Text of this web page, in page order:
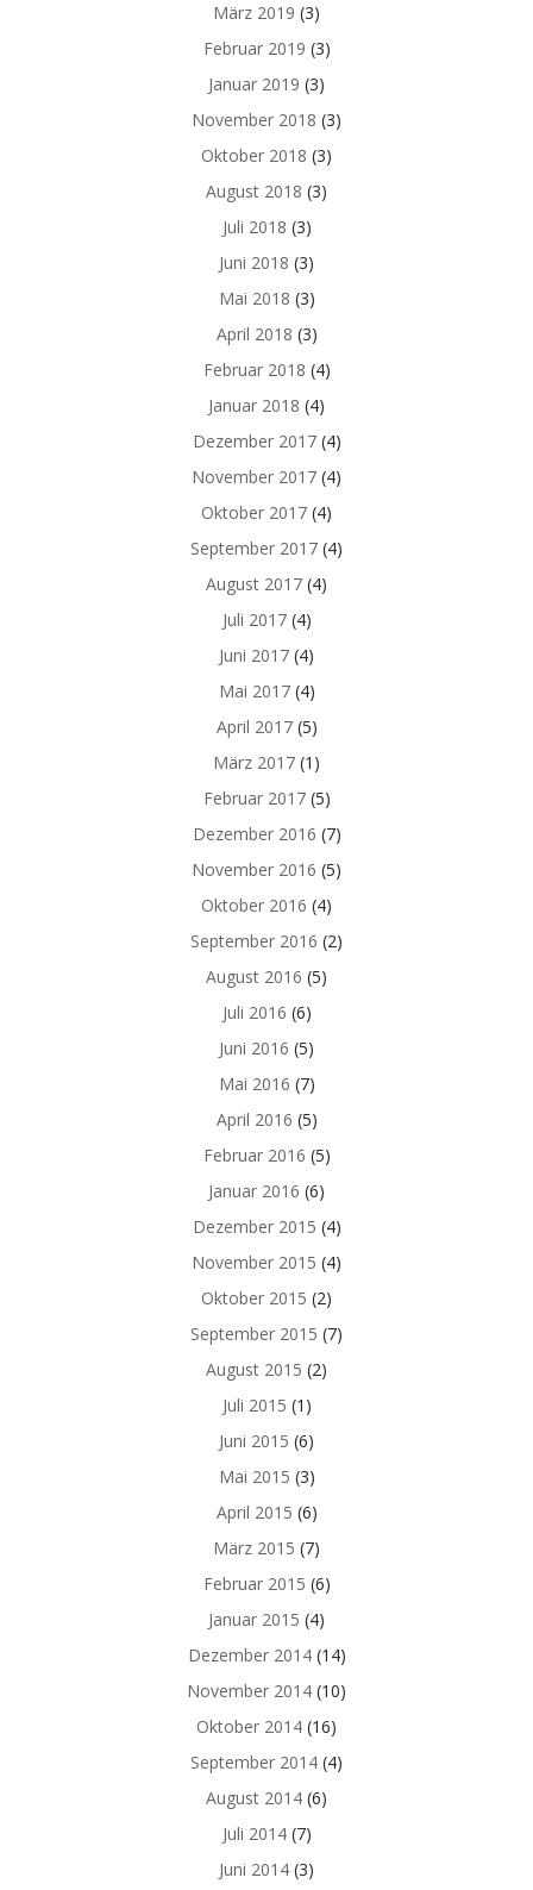
März 2019 (3)
Februar 2019 (3)
Januar 2019 (3)
November 2018 (3)
Oktober 2018 (3)
August 2018 (3)
Juli 2018 (3)
Juni 2018 (3)
Mai 2018 (3)
April 2018 (3)
Februar 2018 (4)
Januar 2018 (4)
Dezember 2017(4)
November 2017 (4)
Oktober 2017 (4)
September 2017 (4)
August 2017 (4)
Juli 2017(4)
Juni 2017 (4)
Mai 2017(4)
April 2017(5)
März 2017 (1)
Februar 2017(5)
Dezember 2016 (7)
November 2016 (5)
Oktober 2016 (4)
September 2016 (2)
August 2016 (5)
Juli 2016 (6)
Juni 2016 (5)
Mai 2016 (7)
April 2016 (5)
Februar 2016 (5)
Januar 2016 (6)
Dezember 2015 (4)
November 2015 (4)
Oktober 2015 (2)
September 2015 (7)
August 2015 (2)
Juli 2015 (1)
Juni 2015 (6)
Mai 2015 (3)
April 2015 (6)
März 2015 (7)
Februar 2015 (6)
Januar 2015 (4)
Dezember 2014(14)
November 2014 (10)
Oktober 2014 (16)
September 2014 (4)
August 2014 (6)
Juli 2014(7)
Juni 2014 (3)